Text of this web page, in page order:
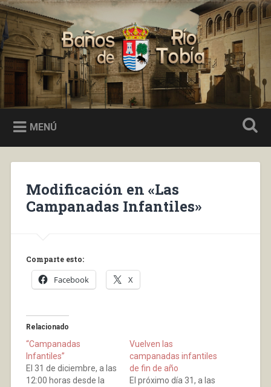
Saltar
al
contenido
Buscar
Baños de Río Tobía
MENÚ
Modificación en «Las
Campanadas Infantiles»
Comparte esto:
Facebook X
Relacionado
“Campanadas
Infantiles”
El 31 de diciembre, a las
12:00 horas desde la
Vuelven las
campanadas infantiles
de fin de año
El próximo día 31, a las